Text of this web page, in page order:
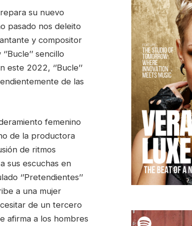
su nuevo
pasado nos deleito
y compositor
sencillo
2022, ‘’Bucle’’
de las
femenino
de la productora
de ritmos
sus escuchas en
‘’Pretendientes’’
a una mujer
de un tercero
afirma a los hombres